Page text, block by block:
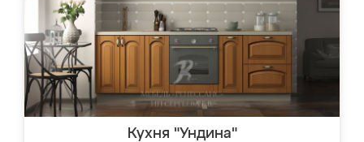
Кухня "Ундина"